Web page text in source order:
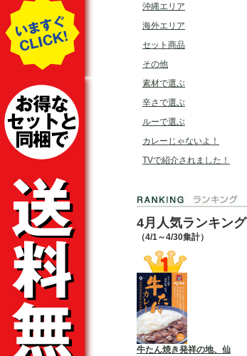
沖縄エリア
海外エリア
セット商品
その他
素材で選ぶ
辛さで選ぶ
ルーで選ぶ
カレーじゃないよ！
TVで紹介されました！
4月人気ランキング
（4/1～4/30集計）
牛たん焼き発祥の地、仙